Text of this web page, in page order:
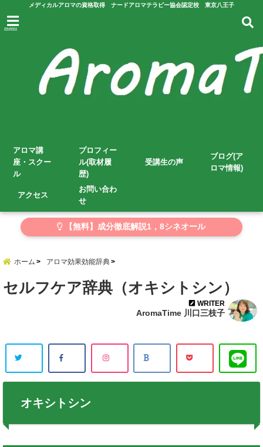
メディカルアロマの資格取得 ナードアロマテラピー協会認定校 東京八王子
menu
アロマ講
座・スクー
ル
プロフィー
ル(取材履
歴)
受講生の声
ブログ(ア
ロマ情報)
アクセス
お問い合わ
せ
【無料】成分徹底解説1，8シネオール
ホーム アロマ効果効能辞典
セルフケア辞典（オキシトシン）
WRITER
AromaTime 川口三枝子
オキシトシン